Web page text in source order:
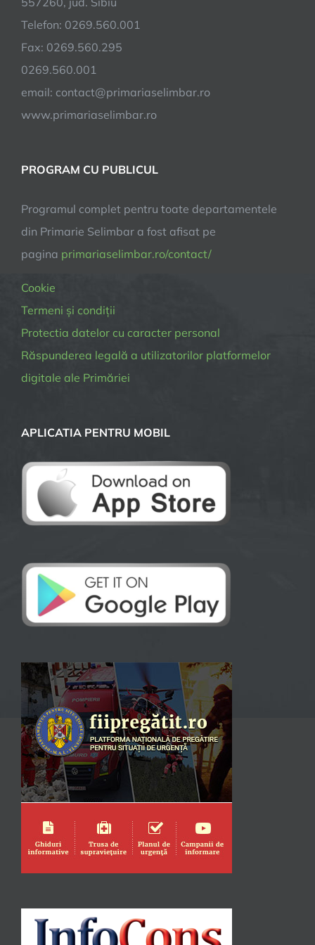
Telefon: 0269.560.001
Fax: 0269.560.295
0269.560.001
email: contact@primariaselimbar.ro
www.primariaselimbar.ro
PROGRAM CU PUBLICUL
Programul complet pentru toate departamentele
din Primarie Selimbar a fost afisat pe
pagina primariaselimbar.ro/contact/
Cookie
Termeni și condiții
Protectia datelor cu caracter personal
Răspunderea legală a utilizatorilor platformelor
digitale ale Primăriei
APLICATIA PENTRU MOBIL